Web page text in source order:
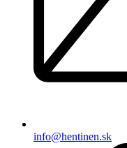
info@hentinen.sk